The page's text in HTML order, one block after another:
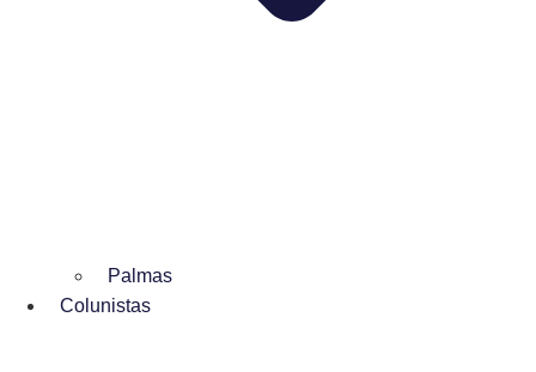
Palmas
Colunistas